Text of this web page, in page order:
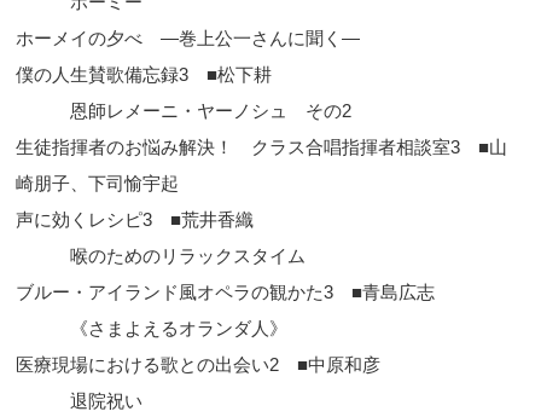
ホーメイの夕べ ―巻上公一さんに聞く―
僕の人生賛歌備忘録3 ■松下耕
恩師レメーニ・ヤーノシュ その2
生徒指揮者のお悩み解決！ クラス合唱指揮者相談室3 ■山
崎朋子、下司愉宇起
声に効くレシピ3 ■荒井香織
喉のためのリラックスタイム
ブルー・アイランド風オペラの観かた3 ■青島広志
《さまよえるオランダ人》
医療現場における歌との出会い2 ■中原和彦
退院祝い